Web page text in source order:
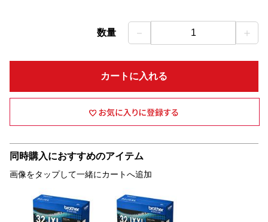
数量 － 1 ＋
カートに入れる
同時購入におすすめのアイテム
画像をタップして一緒にカートへ追加